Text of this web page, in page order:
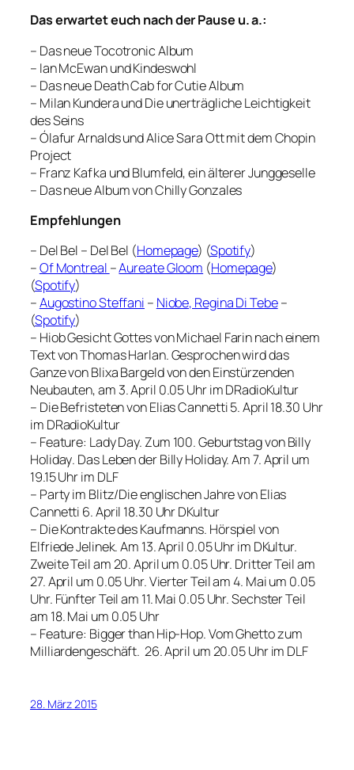
Das erwartet euch nach der Pause u. a.:
– Das neue Tocotronic Album
– Ian McEwan und Kindeswohl
– Das neue Death Cab for Cutie Album
– Milan Kundera und Die unerträgliche Leichtigkeit
des Seins
– Ólafur Arnalds und Alice Sara Ott mit dem Chopin
Project
– Franz Kafka und Blumfeld, ein älterer Junggeselle
– Das neue Album von Chilly Gonzales
Empfehlungen
– Del Bel – Del Bel (Homepage) (Spotify)
–Of Montreal –Aureate Gloom (Homepage)
(Spotify)
–Augostino Steffani – Niobe, Regina Di Tebe–
(Spotify)
– Hiob Gesicht Gottesvon Michael Farin nach einem
Text von Thomas Harlan. Gesprochen wird das
Ganze von Blixa Bargeld von den Einstürzenden
Neubauten, am 3. April 0.05 Uhr im DRadioKultur
– Die Befristetenvon Elias Cannetti 5. April 18.30 Uhr
im DRadioKultur
– Feature: Lady Day. Zum 100. Geburtstag von Billy
Holiday. Das Leben der Billy Holiday. Am 7. April um
19.15 Uhr im DLF
– Party im Blitz/Die englischen Jahrevon Elias
Cannetti 6. April 18.30 Uhr DKultur
– Die Kontrakte des Kaufmanns. Hörspiel von
Elfriede Jelinek. Am 13. April 0.05 Uhr im DKultur.
Zweite Teil am 20. April um 0.05 Uhr. Dritter Teil am
27. April um 0.05 Uhr. Vierter Teil am 4. Mai um 0.05
Uhr. Fünfter Teil am 11. Mai 0.05 Uhr. Sechster Teil
am 18. Mai um 0.05 Uhr
– Feature: Bigger than Hip-Hop. Vom Ghetto zum
Milliardengeschäft. 26. April um 20.05 Uhr im DLF
28. März 2015